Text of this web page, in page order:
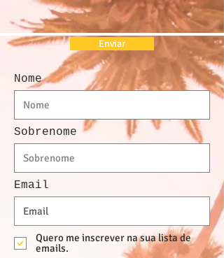
google.com, pub-2056075179621085, DIRECT, f08c47fec0942fa0
google.com, pub-2056075179621085, DIRECT, f08c47fec0942fa0
google.com, pub-2056075179621085, DIRECT, f08c47fec0942fa0
Enviar
Nome
Sobrenome
Email
Quero me inscrever na sua lista de
emails.